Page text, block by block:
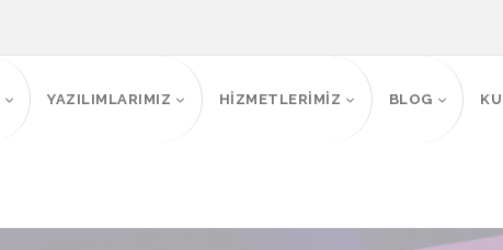
YAZILIMLARIMIZ HİZMETLERİMİZ BLOG